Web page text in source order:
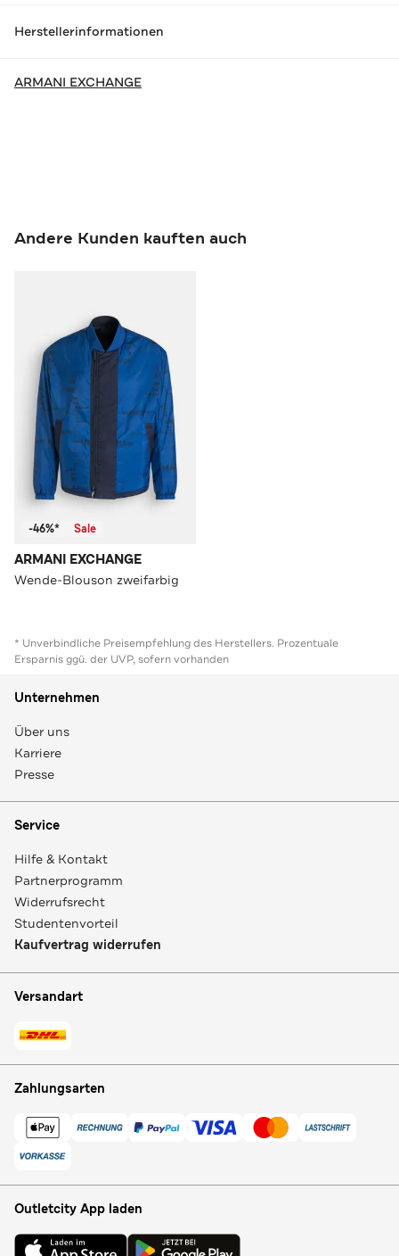
Herstellerinformationen
ARMANI EXCHANGE
Andere Kunden kauften auch
-46%* Sale
ARMANI EXCHANGE
Wende-Blouson zweifarbig
* Unverbindliche Preisempfehlung des Herstellers. Prozentuale
Ersparnis ggü. der UVP, sofern vorhanden
Unternehmen
Über uns
Karriere
Presse
Service
Hilfe & Kontakt
Partnerprogramm
Widerrufsrecht
Studentenvorteil
Kaufvertrag widerrufen
Versandart
Zahlungsarten
Outletcity App laden